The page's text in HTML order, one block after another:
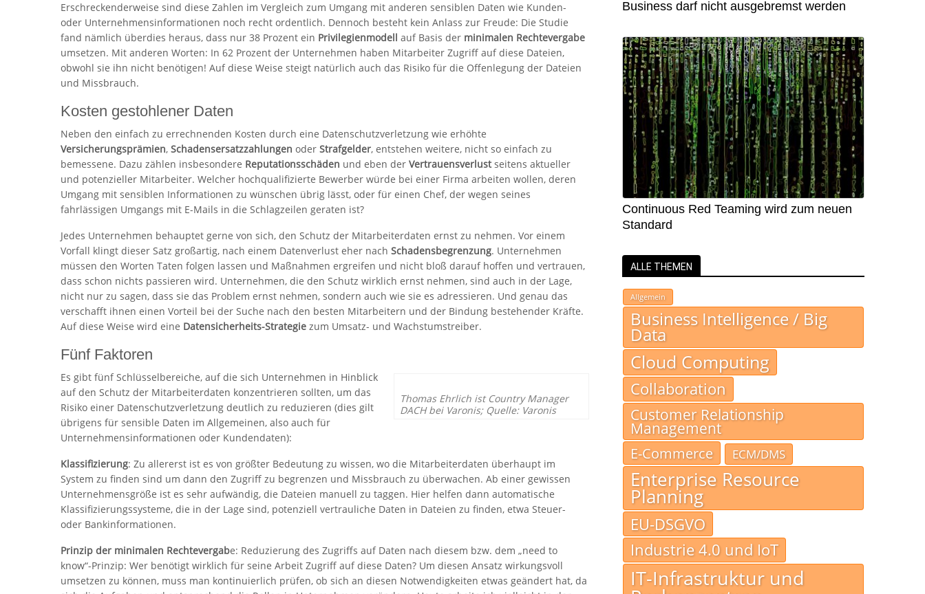
Erschreckenderweise sind diese Zahlen im Vergleich zum Umgang mit anderen sensiblen Daten wie Kunden-
oder Unternehmensinformationen noch recht ordentlich. Dennoch besteht kein Anlass zur Freude: Die Studie
fand nämlich überdies heraus, dass nur 38 Prozent ein Privilegienmodell auf Basis der minimalen Rechtevergabe
umsetzen. Mit anderen Worten: In 62 Prozent der Unternehmen haben Mitarbeiter Zugriff auf diese Dateien,
obwohl sie ihn nicht benötigen! Auf diese Weise steigt natürlich auch das Risiko für die Offenlegung der Dateien
und Missbrauch.
Kosten gestohlener Daten
Neben den einfach zu errechnenden Kosten durch eine Datenschutzverletzung wie erhöhte
Versicherungsprämien, Schadensersatzzahlungen oder Strafgelder, entstehen weitere, nicht so einfach zu
bemessene. Dazu zählen insbesondere Reputationsschäden und eben der Vertrauensverlustseitens aktueller
und potenzieller Mitarbeiter. Welcher hochqualifizierte Bewerber würde bei einer Firma arbeiten wollen, deren
Umgang mit sensiblen Informationen zu wünschen übrig lässt, oder für einen Chef, der wegen seines
fahrlässigen Umgangs mit E-Mails in die Schlagzeilen geraten ist?
Jedes Unternehmen behauptet gerne von sich, den Schutz der Mitarbeiterdaten ernst zu nehmen. Vor einem
Vorfall klingt dieser Satz großartig, nach einem Datenverlust eher nach Schadensbegrenzung. Unternehmen
müssen den Worten Taten folgen lassen und Maßnahmen ergreifen und nicht bloß darauf hoffen und vertrauen,
dass schon nichts passieren wird. Unternehmen, die den Schutz wirklich ernst nehmen, sind auch in der Lage,
nicht nur zu sagen, dass sie das Problem ernst nehmen, sondern auch wie sie es adressieren. Und genau das
verschafft ihnen einen Vorteil bei der Suche nach den besten Mitarbeitern und der Bindung bestehender Kräfte.
Auf diese Weise wird eine Datensicherheits-Strategie zum Umsatz- und Wachstumstreiber.
Fünf Faktoren
Thomas Ehrlich ist Country Manager
DACH bei Varonis; Quelle: Varonis
Es gibt fünf Schlüsselbereiche, auf die sich Unternehmen in Hinblick
auf den Schutz der Mitarbeiterdaten konzentrieren sollten, um das
Risiko einer Datenschutzverletzung deutlich zu reduzieren (dies gilt
übrigens für sensible Daten im Allgemeinen, also auch für
Unternehmensinformationen oder Kundendaten):
Klassifizierung: Zu allererst ist es von größter Bedeutung zu wissen, wo die Mitarbeiterdaten überhaupt im
System zu finden sind um dann den Zugriff zu begrenzen und Missbrauch zu überwachen. Ab einer gewissen
Unternehmensgröße ist es sehr aufwändig, die Dateien manuell zu taggen. Hier helfen dann automatische
Klassifizierungssysteme, die in der Lage sind, potenziell vertrauliche Daten in Dateien zu finden, etwa Steuer-
oder Bankinformationen.
Prinzip der minimalen Rechtevergabe: Reduzierung des Zugriffs auf Daten nach diesem bzw. dem „need to
know“-Prinzip: Wer benötigt wirklich für seine Arbeit Zugriff auf diese Daten? Um diesen Ansatz wirkungsvoll
umsetzen zu können, muss man kontinuierlich prüfen, ob sich an diesen Notwendigkeiten etwas geändert hat, da
Business darf nicht ausgebremst werden
Continuous Red Teaming wird zum neuen
Standard
ALLE THEMEN
Allgemein
Business Intelligence / Big
Data
Cloud Computing
Collaboration
Customer Relationship
Management
E-Commerce
ECM/DMS
Enterprise Resource
Planning
EU-DSGVO
Industrie 4.0 und IoT
IT-Infrastruktur und